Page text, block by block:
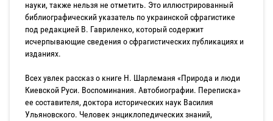
науки, также нельзя не отметить. Это иллюстрированный
библиографический указатель по украинской сфрагистике
под редакцией В. Гавриленко, который содержит
исчерпывающие сведения о сфрагистических публикациях и
изданиях.
Всех увлек рассказ о книге Н. Шарлеманя «Природа и люди
Киевской Руси. Воспоминания. Автобиографии. Переписка»
ее составителя, доктора исторических наук Василия
Ульяновского. Человек энциклопедических знаний,